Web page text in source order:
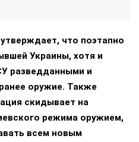
что поэтапно
Украины, хотя и
разведданными и
оружие. Также
скидывает на
режима оружием,
всем новым